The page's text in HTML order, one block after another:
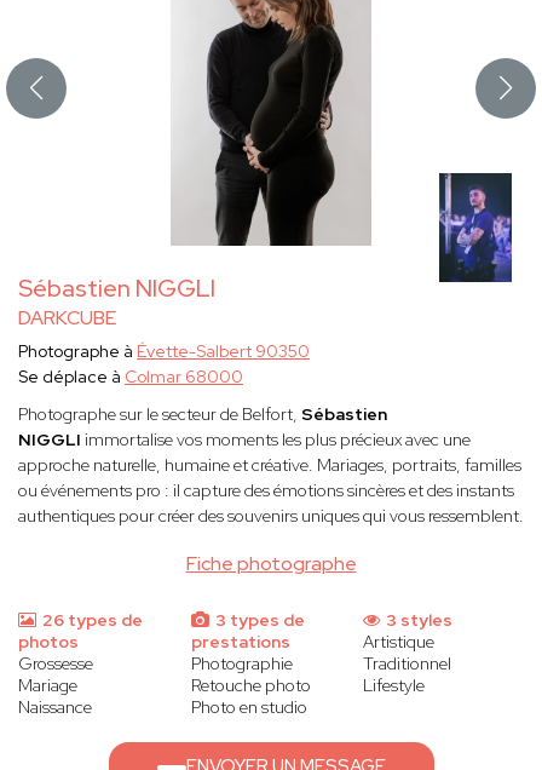
Sébastien NIGGLI
DARKCUBE
Fiche photographe
Photographe à Évette-Salbert 90350
Se déplace à Colmar 68000
Photographe sur le secteur de Belfort, Sébastien
NIGGLI immortalise vos moments les plus précieux avec une
approche naturelle, humaine et créative. Mariages, portraits, familles
ou événements pro : il capture des émotions sincères et des instants
authentiques pour créer des souvenirs uniques qui vous ressemblent.
26 types de
photos
Grossesse
Mariage
Naissance
3 types de
prestations
Photographie
Retouche photo
Photo en studio
3 styles
Artistique
Traditionnel
Lifestyle